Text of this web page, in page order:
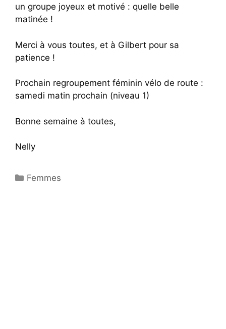
un groupe joyeux et motivé : quelle belle
matinée !
Merci à vous toutes, et à Gilbert pour sa
patience !
Prochain regroupement féminin vélo de route :
samedi matin prochain (niveau 1)
Bonne semaine à toutes,
Nelly
Catégories
Femmes